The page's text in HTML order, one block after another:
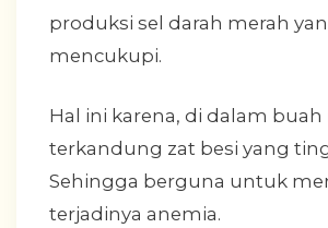
produksi sel darah merah
mencukupi.
Hal ini karena, di dalam buah
terkandung zat besi yang
Sehingga berguna untuk
terjadinya anemia.